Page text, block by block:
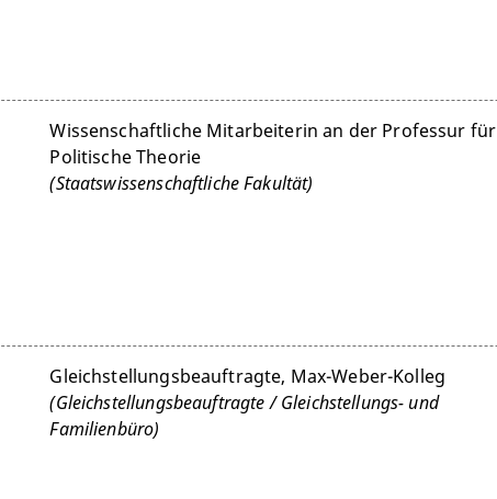
Wissenschaftliche Mitarbeiterin an der Professur für
Politische Theorie
(Staatswissenschaftliche Fakultät)
Gleichstellungsbeauftragte, Max-Weber-Kolleg
(Gleichstellungsbeauftragte / Gleichstellungs- und
Familienbüro)